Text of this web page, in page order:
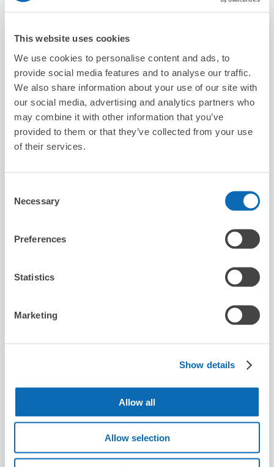
This website uses cookies
We use cookies to personalise content and ads, to
provide social media features and to analyse our traffic.
We also share information about your use of our site with
our social media, advertising and analytics partners who
may combine it with other information that you’ve
provided to them or that they’ve collected from your use
of their services.
Selection
Necessary
Preferences
Statistics
Marketing
Show details
Allow all
Allow selection
ビッグエコー長野駅前店
スーツケースサイズ
本日の営業時間
保管できる荷物数
バッグサイズ:0
空き時間